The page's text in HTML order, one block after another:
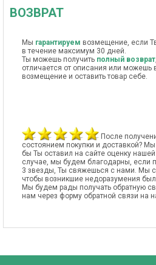
ВОЗВРАТ
Мы гарантируем возмещение, если
в течение максимум 30 дней.
Ты можешь получить полный возврат
отличается от описания или можешь
возмещение и оставить товар себе.
После
состоянием покупки и доставкой?
бы Ты оставил на сайте оценку
случае, мы будем благодарны, если
3 звезды, Ты свяжешься с нами. Мы
чтобы возникшие недоразумения
Мы будем рады получать обратную
нам через форму обратной связи на